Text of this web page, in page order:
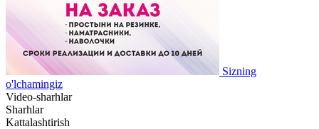
Sizning
o'lchamingiz
Video-sharhlar
Sharhlar
Kattalashtirish